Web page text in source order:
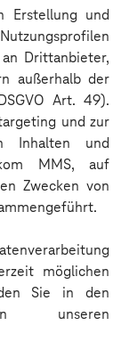
Erstellung und
Drittanbieter,
außerhalb der
Art. 49).
und zur
Inhalten und
MMS, auf
Zwecken von
möglichen
Sie in den
unseren